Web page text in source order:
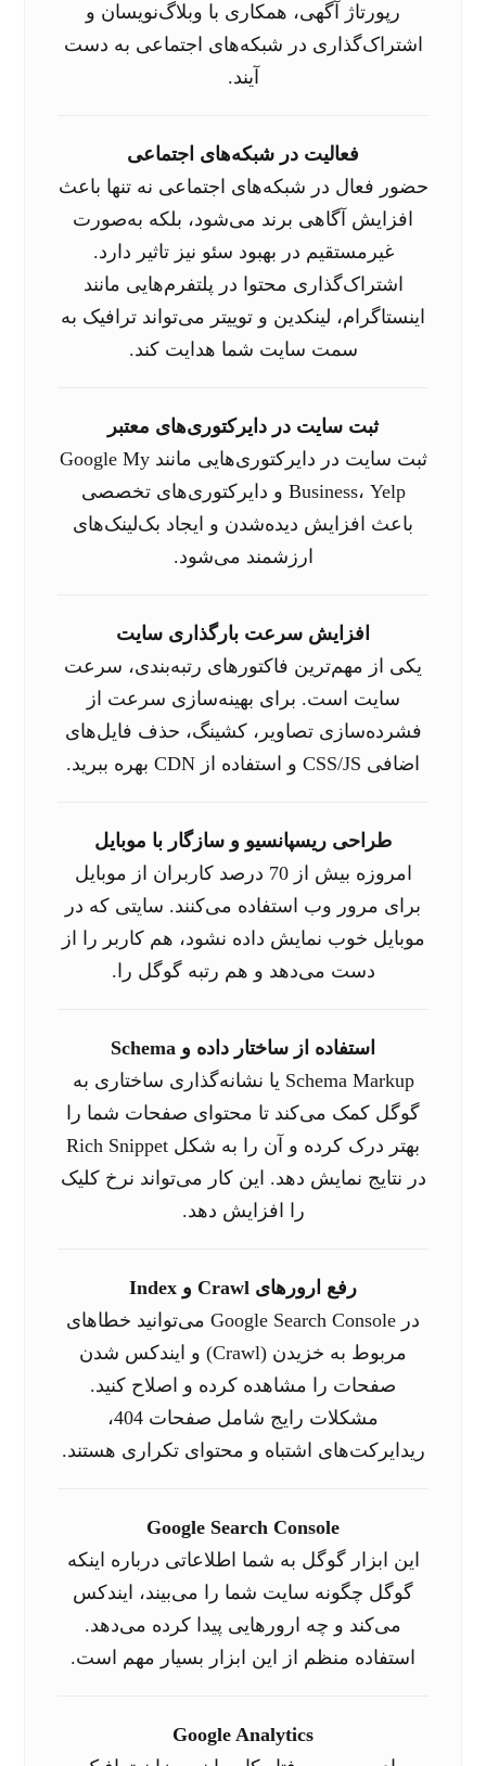
رپورتاژ آگهی، همکاری با وبلاگ‌نویسان و
اشتراک‌گذاری در شبکه‌های اجتماعی به دست
آیند.
فعالیت در شبکه‌های اجتماعی
حضور فعال در شبکه‌های اجتماعی نه تنها باعث
افزایش آگاهی برند می‌شود، بلکه به‌صورت
غیرمستقیم در بهبود سئو نیز تاثیر دارد.
اشتراک‌گذاری محتوا در پلتفرم‌هایی مانند
اینستاگرام، لینکدین و توییتر می‌تواند ترافیک به
سمت سایت شما هدایت کند.
ثبت سایت در دایرکتوری‌های معتبر
ثبت سایت در دایرکتوری‌هایی مانند Google My
Business، Yelp و دایرکتوری‌های تخصصی
باعث افزایش دیده‌شدن و ایجاد بک‌لینک‌های
ارزشمند می‌شود.
افزایش سرعت بارگذاری سایت
یکی از مهم‌ترین فاکتورهای رتبه‌بندی، سرعت
سایت است. برای بهینه‌سازی سرعت از
فشرده‌سازی تصاویر، کشینگ، حذف فایل‌های
اضافی CSS/JS و استفاده از CDN بهره ببرید.
طراحی ریسپانسیو و سازگار با موبایل
امروزه بیش از 70 درصد کاربران از موبایل
برای مرور وب استفاده می‌کنند. سایتی که در
موبایل خوب نمایش داده نشود، هم کاربر را از
دست می‌دهد و هم رتبه گوگل را.
استفاده از ساختار داده و Schema
Schema Markup یا نشانه‌گذاری ساختاری به
گوگل کمک می‌کند تا محتوای صفحات شما را
بهتر درک کرده و آن را به شکل Rich Snippet
در نتایج نمایش دهد. این کار می‌تواند نرخ کلیک
را افزایش دهد.
رفع ارورهای Crawl و Index
در Google Search Console می‌توانید خطاهای
مربوط به خزیدن (Crawl) و ایندکس شدن
صفحات را مشاهده کرده و اصلاح کنید.
مشکلات رایج شامل صفحات 404،
ریدایرکت‌های اشتباه و محتوای تکراری هستند.
Google Search Console
این ابزار گوگل به شما اطلاعاتی درباره اینکه
گوگل چگونه سایت شما را می‌بیند، ایندکس
می‌کند و چه ارورهایی پیدا کرده می‌دهد.
استفاده منظم از این ابزار بسیار مهم است.
Google Analytics